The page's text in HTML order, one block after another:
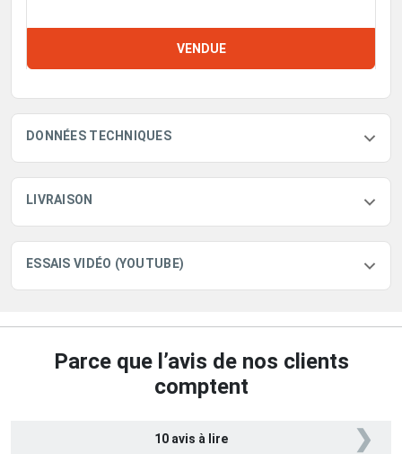
VENDUE
DONNÉES TECHNIQUES
LIVRAISON
ESSAIS VIDÉO (YOUTUBE)
Parce que l’avis de nos clients
comptent
10 avis à lire ❯